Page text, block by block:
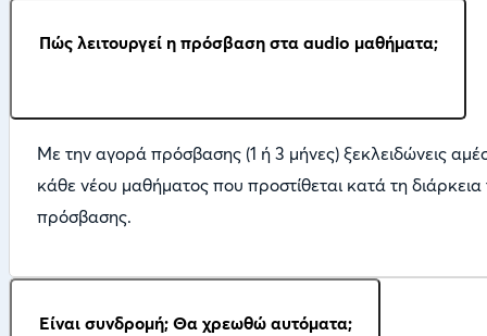
Πώς λειτουργεί η πρόσβαση στα audio μαθήματα;
Με την αγορά πρόσβασης (1 ή 3 μήνες) ξεκλειδώνεις
κάθε νέου μαθήματος που προστίθεται κατά τη
πρόσβασης.
Είναι συνδρομή; Θα χρεωθώ αυτόματα;